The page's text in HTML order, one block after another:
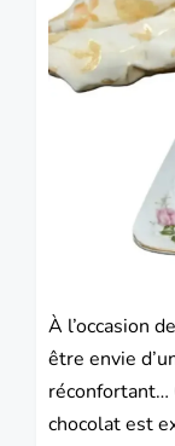
À l’occasion
être envie
réconfortant…
chocolat est